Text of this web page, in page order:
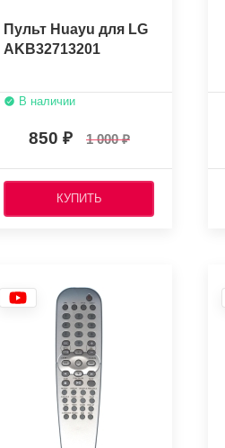
Пульт Huayu для LG
AKB32713201
В наличии
850 1 000
КУПИТЬ